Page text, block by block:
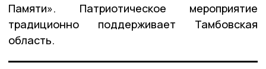
Памяти». Патриотическое мероприятие
традиционно поддерживает Тамбовская
область.